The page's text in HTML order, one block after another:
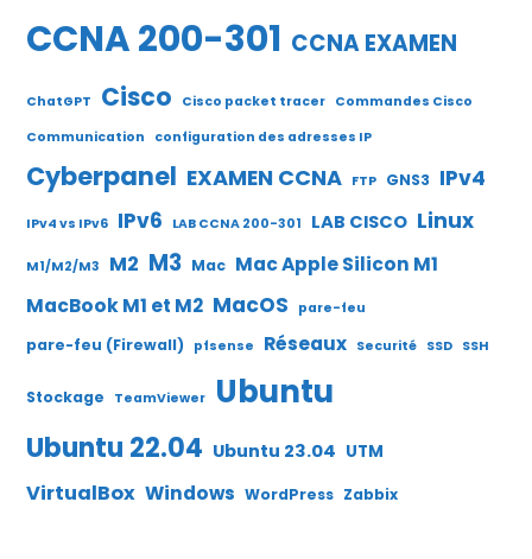
CCNA 200-301 CCNA EXAMEN
ChatGPT Cisco Cisco packet tracer Commandes Cisco
Communication
configuration des adresses IP
Cyberpanel EXAMEN CCNA FTP GNS3 IPv4
IPv4 vs IPv6 IPv6 LAB CCNA 200-301 LAB CISCO Linux
M1/M2/M3 M2 M3 Mac Mac Apple Silicon M1
MacBook M1 et M2 MacOS pare-feu
pare-feu (Firewall) pfsense Réseaux Securité SSD SSH
Stockage TeamViewer Ubuntu
Ubuntu 22.04 Ubuntu 23.04 UTM
VirtualBox Windows WordPress Zabbix